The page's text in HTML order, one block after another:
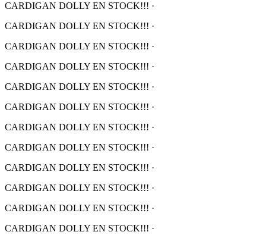
CARDIGAN DOLLY EN STOCK!!! ·
CARDIGAN DOLLY EN STOCK!!! ·
CARDIGAN DOLLY EN STOCK!!! ·
CARDIGAN DOLLY EN STOCK!!! ·
CARDIGAN DOLLY EN STOCK!!! ·
CARDIGAN DOLLY EN STOCK!!! ·
CARDIGAN DOLLY EN STOCK!!! ·
CARDIGAN DOLLY EN STOCK!!! ·
CARDIGAN DOLLY EN STOCK!!! ·
CARDIGAN DOLLY EN STOCK!!! ·
CARDIGAN DOLLY EN STOCK!!! ·
CARDIGAN DOLLY EN STOCK!!! ·